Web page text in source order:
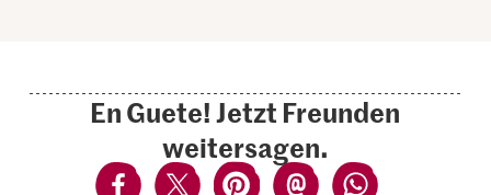
En Guete! Jetzt Freunden
weitersagen.